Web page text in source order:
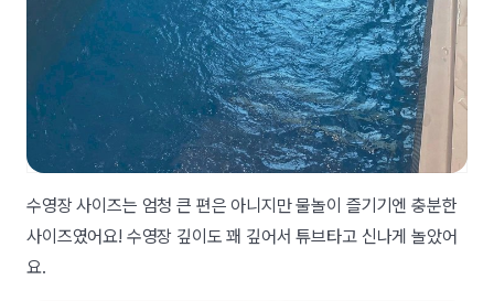
수영장 사이즈는 엄청 큰 편은 아니지만 물놀이 즐기기엔 충분한
사이즈였어요! 수영장 깊이도 꽤 깊어서 튜브타고 신나게 놀았어
요.